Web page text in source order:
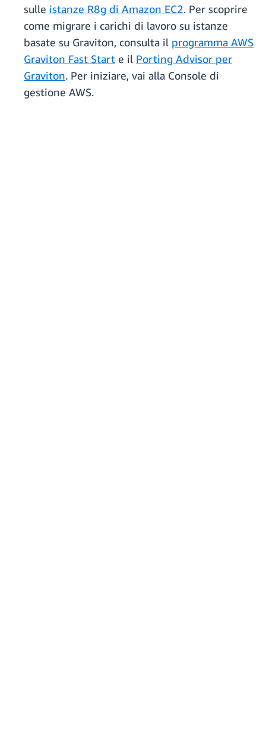
sulle istanze R8g di Amazon EC2. Per scoprire
come migrare i carichi di lavoro su istanze
basate su Graviton, consulta il programma AWS
Graviton Fast Start e il Porting Advisor per
Graviton. Per iniziare, vai alla Console di
gestione AWS.